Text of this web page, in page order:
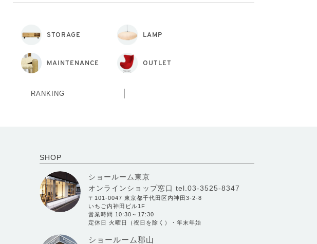
STORAGE LAMP
MAINTENANCE OUTLET
RANKING
SHOP
ショールーム東京
オンラインショップ窓口 tel.03-3525-8347
〒101-0047 東京都千代田区内神田3-2-8
いちご内神田ビル1F
営業時間 10:30～17:30
定休日 火曜日（祝日を除く）・年末年始
ショールーム郡山